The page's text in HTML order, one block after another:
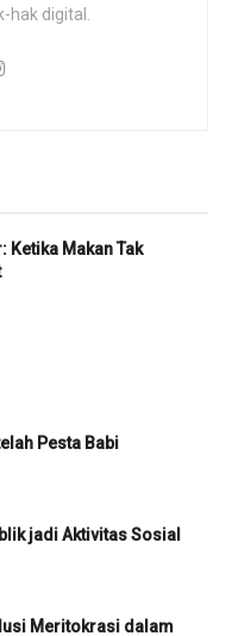
hak digital.
Ketika Makan Tak
Pesta Babi
jadi Aktivitas Sosial
Meritokrasi dalam